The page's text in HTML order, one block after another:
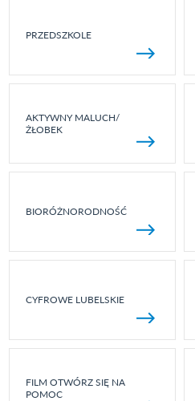
PRZEDSZKOLE
AKTYWNY MALUCH/
ŻŁOBEK
BIORÓŻNORODNOŚĆ
CYFROWE LUBELSKIE
FILM OTWÓRZ SIĘ NA
POMOC